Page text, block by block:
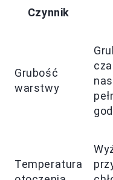
Czynnik
Grubość
warstwy
Temperatura